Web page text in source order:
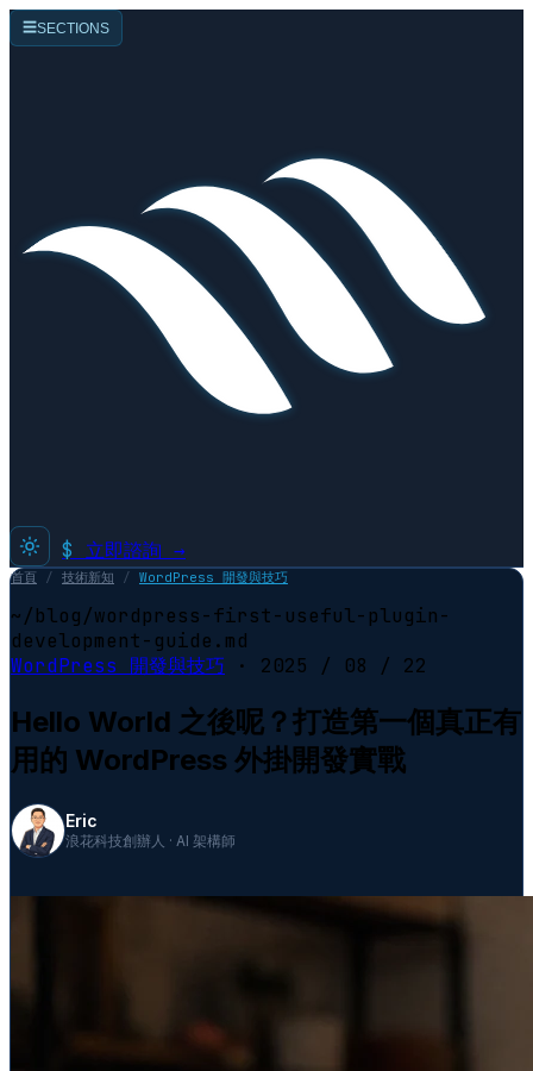
☰SECTIONS
$ 立即諮詢 →
首頁 / 技術新知 / WordPress 開發與技巧
~/blog/wordpress-first-useful-plugin-
development-guide.md
WordPress 開發與技巧 · 2025 / 08 / 22
Hello World 之後呢？打造第一個真正有
用的 WordPress 外掛開發實戰
Eric
浪花科技創辦人 · AI 架構師